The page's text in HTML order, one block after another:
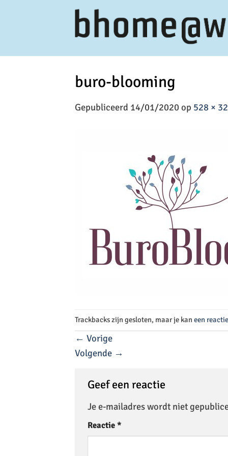
buro-blooming
Gepubliceerd 14/01/2020 op 528 ×
Trackbacks zijn gesloten, maar je kan een
← Vorige
Volgende →
Geef een reactie
Je e-mailadres wordt niet
Reactie*